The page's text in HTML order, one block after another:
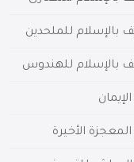
بالإسلام للملحدين
بالإسلام للهندوس
الأخيرة